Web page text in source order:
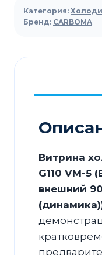
витрина
Carboma
VM-
5
Carboma
внешний
(динамика))
Категория:
Бренд: CARBOMA
Витрина
G110 VM-5
внешний 90